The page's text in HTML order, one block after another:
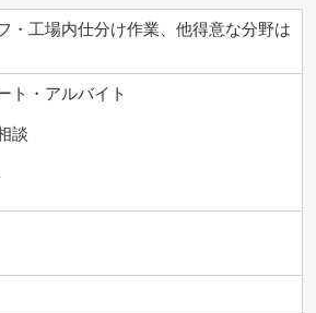
・工場内仕分け作業、他得意な分野は
ト・アルバイト
談